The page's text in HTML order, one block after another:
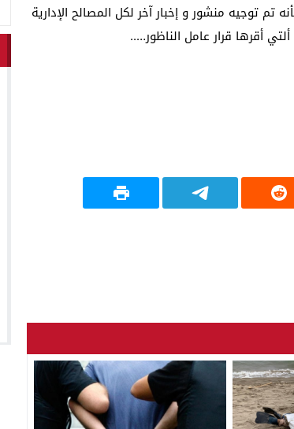
تم توجيه منشور و إخبار آخر لكل المصالح الإدارية
أقرها قرار عامل الناظور…..